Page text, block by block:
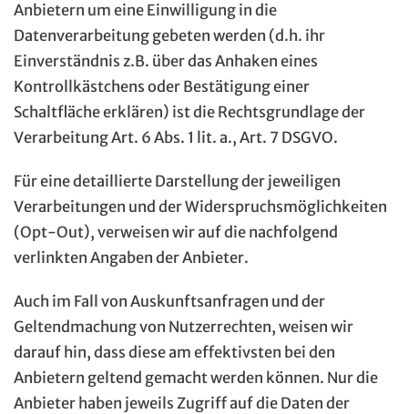
Anbietern um eine Einwilligung in die
Datenverarbeitung gebeten werden (d.h. ihr
Einverständnis z.B. über das Anhaken eines
Kontrollkästchens oder Bestätigung einer
Schaltfläche erklären) ist die Rechtsgrundlage der
Verarbeitung Art. 6 Abs. 1 lit. a., Art. 7 DSGVO.
Für eine detaillierte Darstellung der jeweiligen
Verarbeitungen und der Widerspruchsmöglichkeiten
(Opt-Out), verweisen wir auf die nachfolgend
verlinkten Angaben der Anbieter.
Auch im Fall von Auskunftsanfragen und der
Geltendmachung von Nutzerrechten, weisen wir
darauf hin, dass diese am effektivsten bei den
Anbietern geltend gemacht werden können. Nur die
Anbieter haben jeweils Zugriff auf die Daten der